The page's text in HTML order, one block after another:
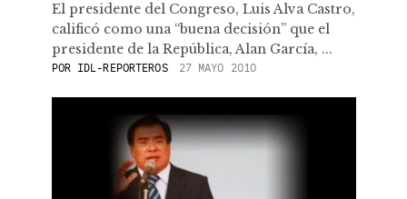
El presidente del Congreso, Luis Alva Castro,
calificó como una “buena decisión” que el
presidente de la República, Alan García, ...
POR IDL-REPORTEROS 27 MAYO 2010